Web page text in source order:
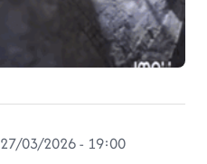
27/03/2026 - 19:00